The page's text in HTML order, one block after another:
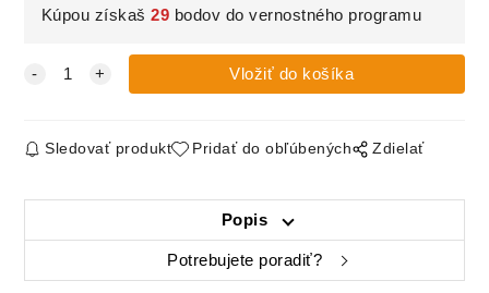
Kúpou získaš29 bodov do vernostného programu
Sledovať produkt Pridať do obľúbených Zdielať
Popis
Potrebujete poradiť?